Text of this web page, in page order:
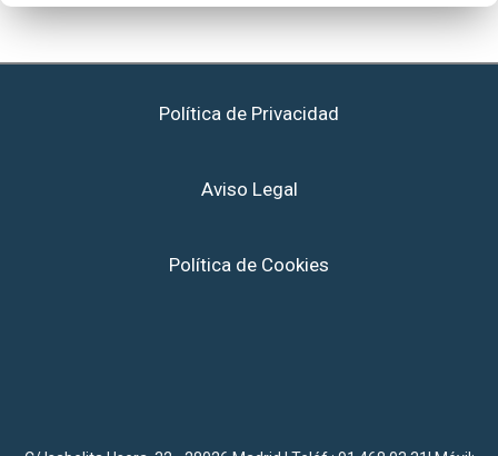
Política de Privacidad
Aviso Legal
Política de Cookies